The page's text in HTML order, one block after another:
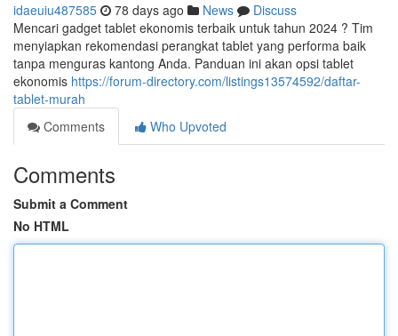
idaeuiu487585 78 days ago News
Discuss
Mencari gadget tablet ekonomis terbaik untuk tahun 2024 ? Tim
menyiapkan rekomendasi perangkat tablet yang performa baik
tanpa menguras kantong Anda. Panduan ini akan opsi tablet
ekonomis https://forum-directory.com/listings13574592/daftar-
tablet-murah
Comments
Who Upvoted
Comments
Submit a Comment
No HTML